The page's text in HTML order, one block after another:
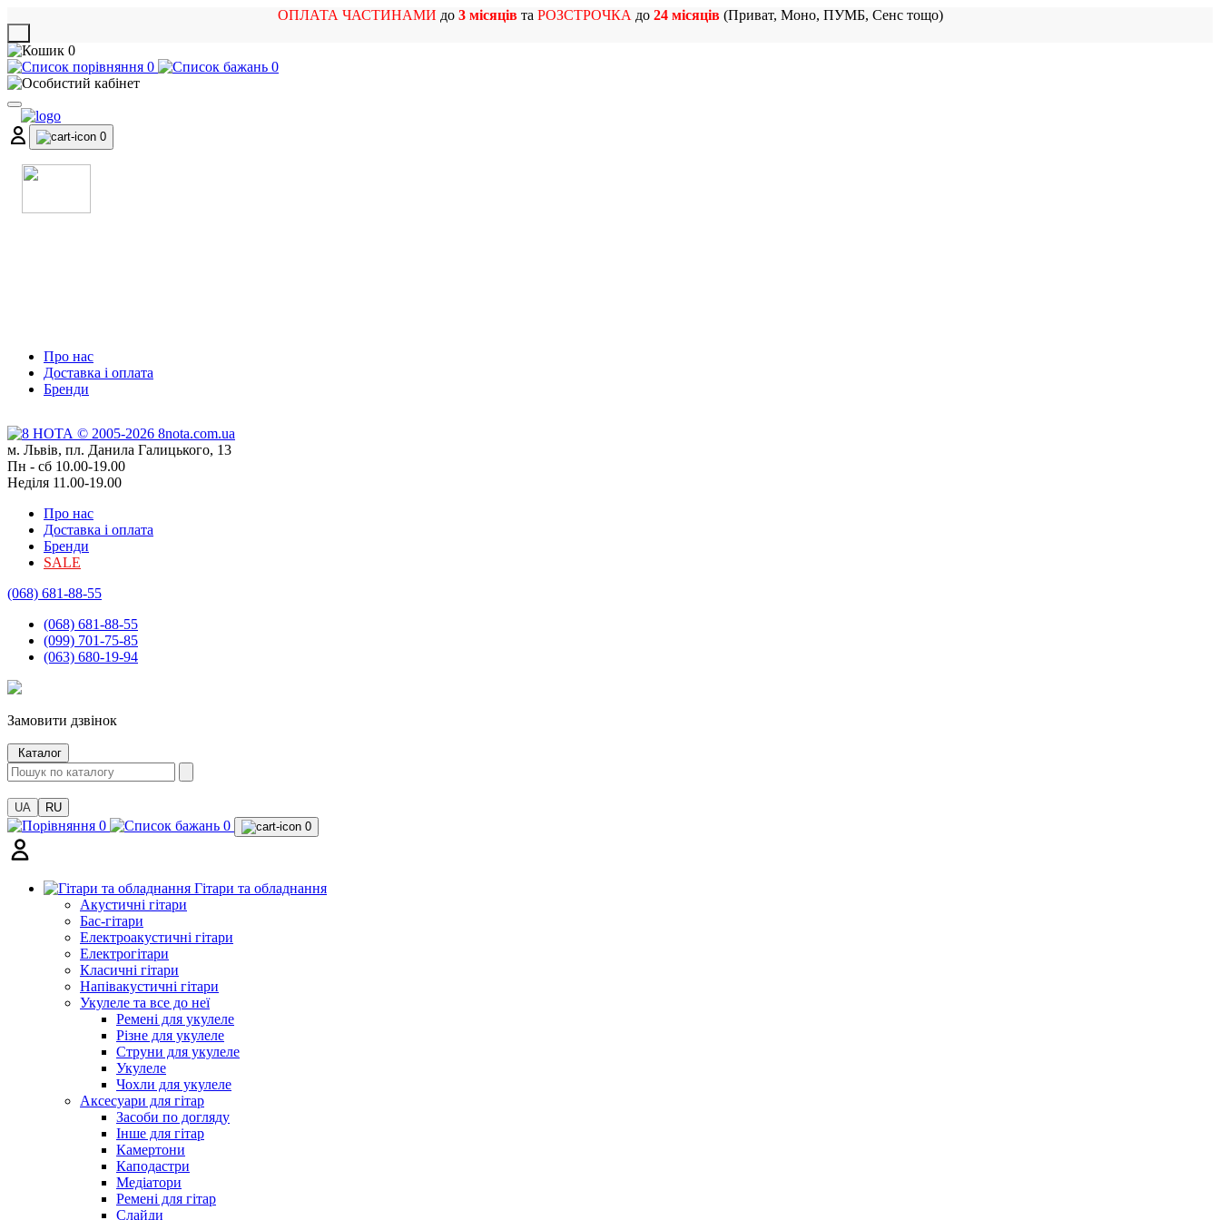
ОПЛАТА ЧАСТИНАМИ до 3 місяцівта РОЗСТРОЧКА до 24 місяців(Приват, Моно, ПУМБ, Сенс тощо)
0
0
0
0
Про нас
Доставка і оплата
Бренди
м. Львів, пл. Данила Галицького, 13
Пн - сб 10.00-19.00
Неділя 11.00-19.00
Про нас
Доставка і оплата
Бренди
SALE
(068) 681-88-55
(068) 681-88-55
(099) 701-75-85
(063) 680-19-94
Замовити дзвінок
Каталог
UA RU
0 0 0
Гітари та обладнання
Акустичні гітари
Бас-гітари
Електроакустичні гітари
Електрогітари
Класичні гітари
Напівакустичні гітари
Укулеле та все до неї
Ремені для укулеле
Різне для укулеле
Струни для укулеле
Укулеле
Чохли для укулеле
Аксесуари для гітар
Засоби по догляду
Інше для гітар
Камертони
Каподастри
Медіатори
Ремені для гітар
Слайди